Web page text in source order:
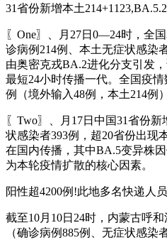
31省份新增本土
〖One〗、月27日0—24时，全
诊病例214例、本土无症状感染
由奥密克戎BA.2进化分支引发
最短24小时传播一代。全国疫
例（境外输入48例，本土214例）
〖Two〗、月17日中国31省份
状感染者393例，超20省份出现
在国内传播，其中BA.5变异株
为本轮疫情扩散的核心因素。
阳性超4200例!此地多名快递人
截至10月10日24时，内蒙古呼
（确诊病例885例、无症状感染